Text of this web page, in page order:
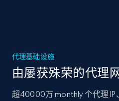
代理基础设施
由屡获殊荣的代理
超40000万 monthly 个代理